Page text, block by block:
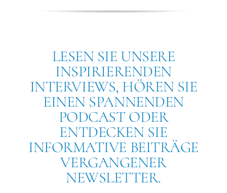
LESEN SIE UNSERE
INSPIRIERENDEN
INTERVIEWS, HÖREN SIE
EINEN SPANNENDEN
PODCAST ODER
ENTDECKEN SIE
INFORMATIVE BEITRÄGE
VERGANGENER
NEWSLETTER.